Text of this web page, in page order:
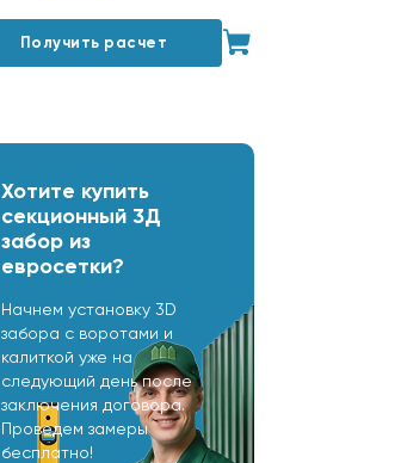
Получить расчет
Хотите купить
секционный 3Д
забор из
евросетки?
Начнем установку 3D
забора с воротами и
калиткой уже на
следующий день после
заключения договора.
Проведем замеры
бесплатно!